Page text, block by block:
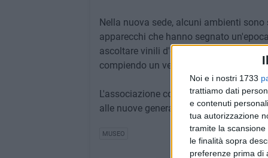
Noi e i nostri 1733
trattiamo dati
e contenuti
tua autorizzazione
tramite la
le finalità sopra
preferenze prima di
Nella nuova sede, alcuni ambienti
apparecchi che hanno segnato
ascoltare vinili d'epoca, esplorare un
compiendo un vero e proprio viaggio
L'associazione conferma così la
alle nuove generazioni.
MUSEO